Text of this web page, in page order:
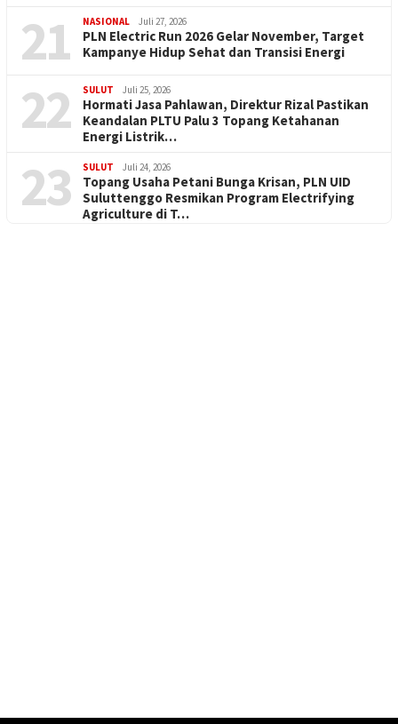
21 NASIONAL Juli 27, 2026
PLN Electric Run 2026 Gelar November, Target
Kampanye Hidup Sehat dan Transisi Energi
22 SULUT Juli 25, 2026
Hormati Jasa Pahlawan, Direktur Rizal Pastikan
Keandalan PLTU Palu 3 Topang Ketahanan
Energi Listrik…
23 SULUT Juli 24, 2026
Topang Usaha Petani Bunga Krisan, PLN UID
Suluttenggo Resmikan Program Electrifying
Agriculture di T…